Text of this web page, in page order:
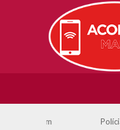
Polícias